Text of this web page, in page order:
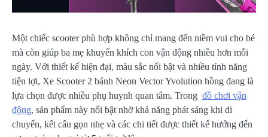
Một chiếc scooter phù hợp không chỉ mang đến niềm vui cho bé
mà còn giúp ba mẹ khuyến khích con vận động nhiều hơn mỗi
ngày. Với thiết kế hiện đại, màu sắc nổi bật và nhiều tính năng
tiện lợi, Xe Scooter 2 bánh Neon Vector Yvolution hồng đang là
lựa chọn được nhiều phụ huynh quan tâm. Trong đồ chơi vận
động, sản phẩm này nổi bật nhờ khả năng phát sáng khi di
chuyển, kết cấu gọn nhẹ và các chi tiết được thiết kế hướng đến